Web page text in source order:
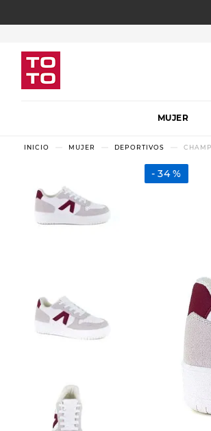
MUJER
MUJER DEPORTIVOS
34 %
1.
.
3.
10.